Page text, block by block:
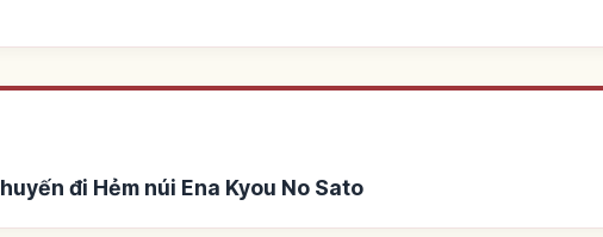
đi Hẻm núi Ena Kyou No Sato